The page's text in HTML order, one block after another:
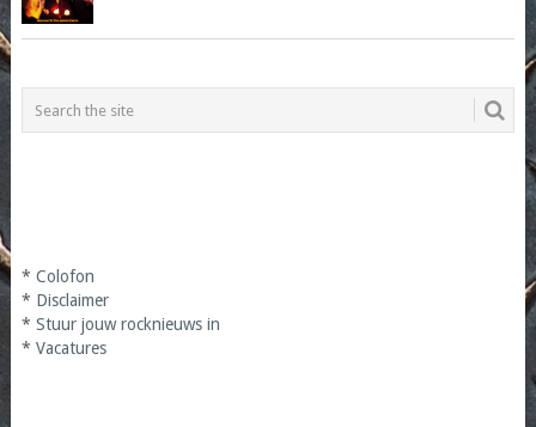
* Colofon
* Disclaimer
* Stuur jouw rocknieuws in
* Vacatures